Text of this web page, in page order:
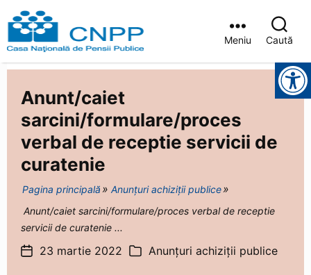
Județeană
Pensii
Brașov
Meniu Caută
Instrumente pentru accesibilitate
Anunt/caiet
sarcini/formulare/proces
verbal de receptie servicii de
curatenie
Pagina principală
Anunțuri achiziții publice
Anunt/caiet sarcini/formulare/proces verbal de receptie
servicii de curatenie ...
Dată23 martie 2022 Categorii
Anunțuri achiziții publice